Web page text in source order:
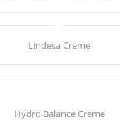
Lindesa Creme
Hydro Balance Creme